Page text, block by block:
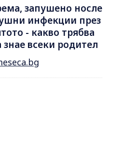
запушено носле
инфекции през
- какво трябва
знае всеки родител